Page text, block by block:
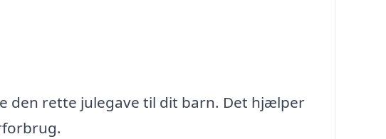
den rette julegave til dit barn. Det hjælper